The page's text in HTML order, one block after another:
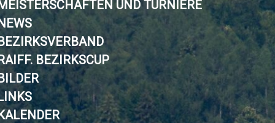
UND TURNIERE
BEZIRKSCUP